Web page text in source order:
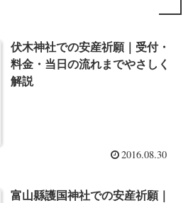
伏木神社での安産祈願｜受付・
料金・当日の流れまでやさしく
解説
2016.08.30
富山縣護国神社での安産祈願｜